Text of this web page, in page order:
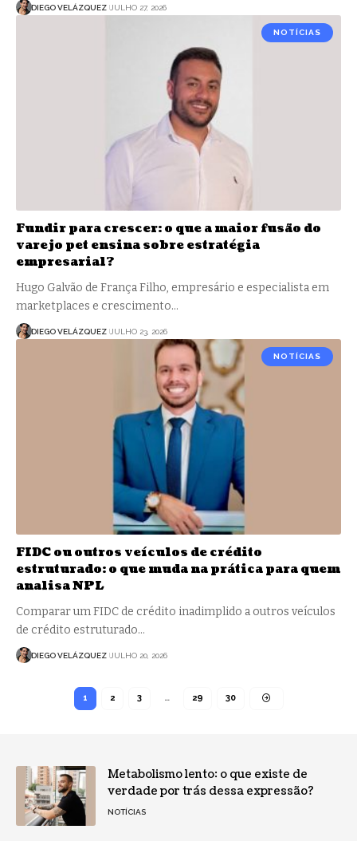
DIEGO VELÁZQUEZ JULHO 27, 2026
NOTÍCIAS
Fundir para crescer: o que a maior fusão do
varejo pet ensina sobre estratégia
empresarial?
Hugo Galvão de França Filho, empresário e especialista em
marketplaces e crescimento…
DIEGO VELÁZQUEZ JULHO 23, 2026
NOTÍCIAS
FIDC ou outros veículos de crédito
estruturado: o que muda na prática para quem
analisa NPL
Comparar um FIDC de crédito inadimplido a outros veículos
de crédito estruturado…
DIEGO VELÁZQUEZ JULHO 20, 2026
1 2 3 … 29 30
Metabolismo lento: o que existe de
verdade por trás dessa expressão?
NOTÍCIAS